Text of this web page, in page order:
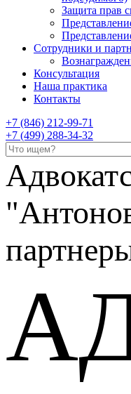
Защита прав
Сотрудники и
Консультация
Наша практика
Контакты
+7 (846) 212-99-71
+7 (499) 288-34-32